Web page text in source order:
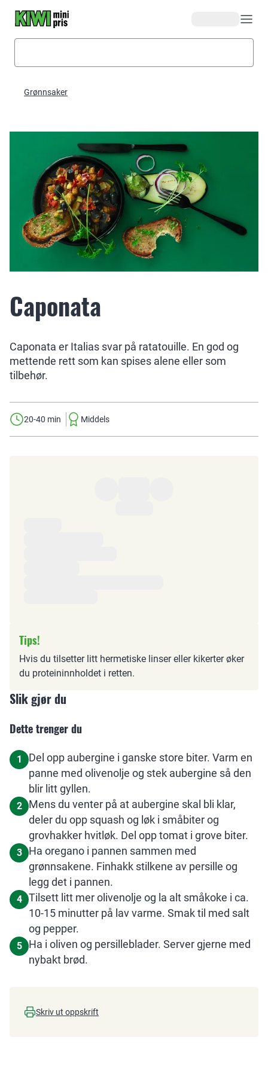
Grønnsaker
Caponata
Caponata er Italias svar på ratatouille. En god og
mettende rett som kan spises alene eller som
tilbehør.
20-40 min Middels
Tips!
Hvis du tilsetter litt hermetiske linser eller kikerter øker
du proteininnholdet i retten.
Slik gjør du
Dette trenger du
1
Del opp aubergine i ganske store biter. Varm en
panne med olivenolje og stek aubergine så den
blir litt gyllen.
2
Mens du venter på at aubergine skal bli klar,
deler du opp squash og løk i småbiter og
grovhakker hvitløk. Del opp tomat i grove biter.
3
Ha oregano i pannen sammen med
grønnsakene. Finhakk stilkene av persille og
legg det i pannen.
4
Tilsett litt mer olivenolje og la alt småkoke i ca.
10-15 minutter på lav varme. Smak til med salt
og pepper.
5
Ha i oliven og persilleblader. Server gjerne med
nybakt brød.
Skriv ut oppskrift